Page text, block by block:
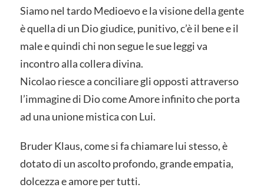
Siamo nel tardo Medioevo e la visione della gente
è quella di un Dio giudice, punitivo, c’è il bene e il
male e quindi chi non segue le sue leggi va
incontro alla collera divina.
Nicolao riesce a conciliare gli opposti attraverso
l’immagine di Dio come Amore infinito che porta
ad una unione mistica con Lui.
Bruder Klaus, come si fa chiamare lui stesso, è
dotato di un ascolto profondo, grande empatia,
dolcezza e amore per tutti.